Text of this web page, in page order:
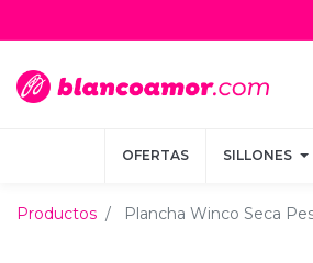
OFERTAS SILLONES
OFERTAS SILLONES
Productos Plancha Winco Seca